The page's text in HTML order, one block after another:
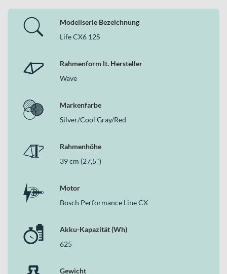
Modellserie Bezeichnung
Life CX6 12S
Rahmenform lt. Hersteller
Wave
Markenfarbe
Silver/Cool Gray/Red
Rahmenhöhe
39 cm (27,5")
Motor
Bosch Performance Line CX
Akku-Kapazität (Wh)
625
Gewicht